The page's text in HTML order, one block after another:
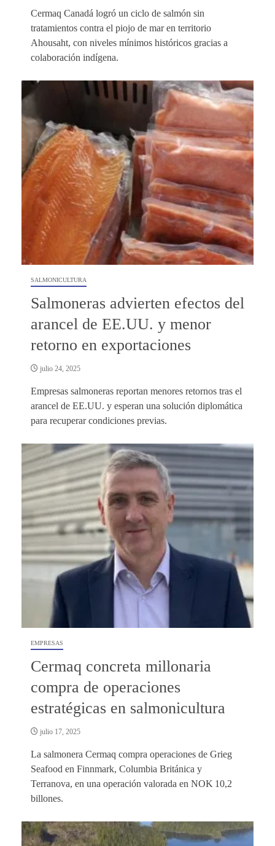
Cermaq Canadá logró un ciclo de salmón sin
tratamientos contra el piojo de mar en territorio
Ahousaht, con niveles mínimos históricos gracias a
colaboración indígena.
SALMONICULTURA
Salmoneras advierten efectos del
arancel de EE.UU. y menor
retorno en exportaciones
julio 24, 2025
Empresas salmoneras reportan menores retornos tras el
arancel de EE.UU. y esperan una solución diplomática
para recuperar condiciones previas.
EMPRESAS
Cermaq concreta millonaria
compra de operaciones
estratégicas en salmonicultura
julio 17, 2025
La salmonera Cermaq compra operaciones de Grieg
Seafood en Finnmark, Columbia Británica y
Terranova, en una operación valorada en NOK 10,2
billones.